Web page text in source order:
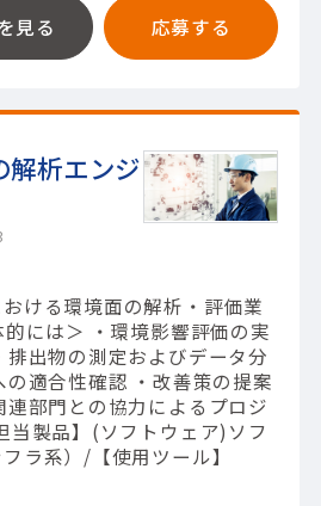
見る 応募する
解析エンジ
ける環境面の解析・評価業
には＞ ・環境影響評価の実
排出物の測定およびデータ分
の適合性確認 ・改善策の提案
連部門との協力によるプロジ
当製品】(ソフトウェア)ソフ
ラ系）/【使用ツール】